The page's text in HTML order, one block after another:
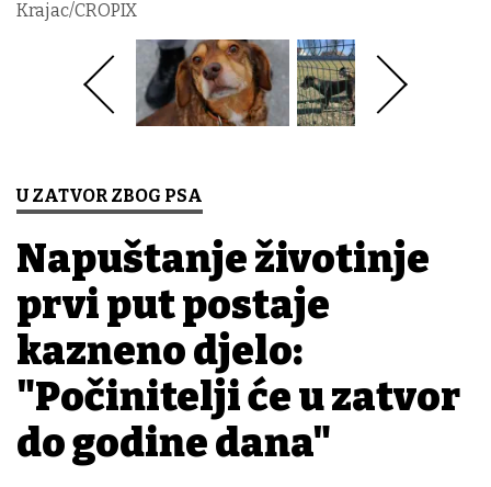
Krajac/CROPIX
U ZATVOR ZBOG PSA
Napuštanje životinje
prvi put postaje
kazneno djelo:
"Počinitelji će u zatvor
do godine dana"